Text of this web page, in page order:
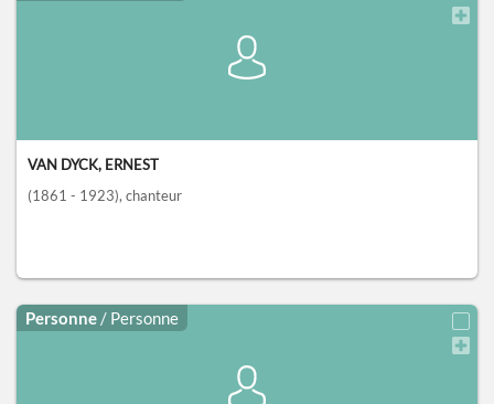
VAN DYCK, ERNEST
(1861 - 1923), chanteur
Personne / Personne